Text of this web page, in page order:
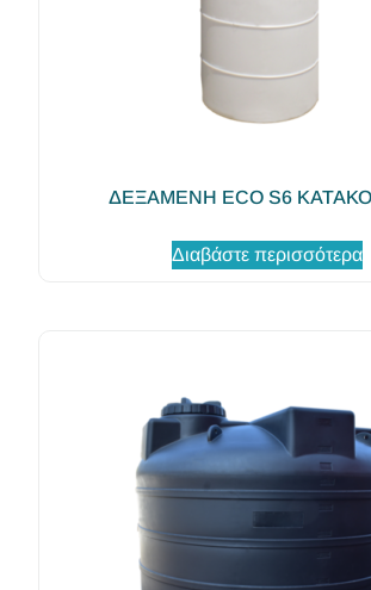
ΔΕΞΑΜΕΝΗ ECO S6
Διαβάστε περισσότερα